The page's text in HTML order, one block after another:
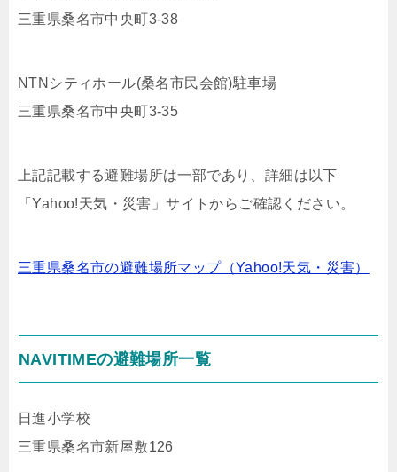
三重県桑名市中央町3-38
NTNシティホール(桑名市民会館)駐車場
三重県桑名市中央町3-35
上記記載する避難場所は一部であり、詳細は以下
「Yahoo!天気・災害」サイトからご確認ください。
三重県桑名市の避難場所マップ（Yahoo!天気・災害）
NAVITIMEの避難場所一覧
日進小学校
三重県桑名市新屋敷126